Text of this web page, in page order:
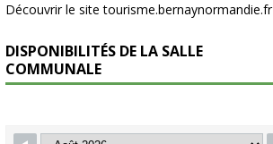
Découvrir le site tourisme.bernaynormandie.fr
DISPONIBILITÉS DE LA SALLE
COMMUNALE